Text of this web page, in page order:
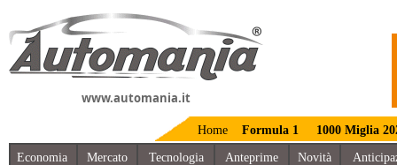
www.automania.it
Home Formula 1 1000 Miglia
Economia Mercato Tecnologia Anteprime Novità